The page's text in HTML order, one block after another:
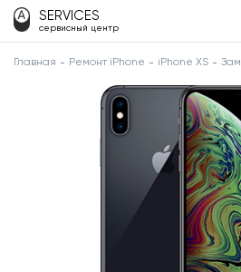
SERVICES
сервисный центр
Главная Ремонт iPhone iPhone XS